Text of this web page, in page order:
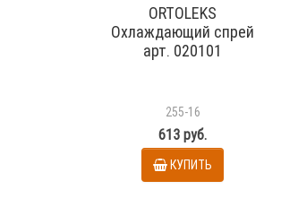
ORTOLEKS
Охлаждающий спрей
арт. 020101
255-16
613 руб.
КУПИТЬ